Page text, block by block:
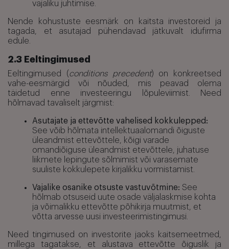
vajaliku juhtimise.
Nende kohustuste eesmärk on kaitsta investoreid ja
tagada, et asutajad pühendavad jätkuvalt idufirma
edule.
2.3 Eeltingimused
Eeltingimused (conditions precedent) on konkreetsed
vahe-eesmärgid või nõuded, mis peavad olema
täidetud enne investeeringu lõpuleviimist. Need
hõlmavad tavaliselt järgmist:
Asutajate ja ettevõtte vahelised kokkulepped:
See võib hõlmata intellektuaalomandi õiguste
üleandmist ettevõttele, kõigi varade
omandiõiguse üleandmist etevõttele, juhatuse
liikmete lepingute sõlmimist või varasemate
suuliste kokkulepete kirjalikku vormistamist.
Vajalike osanike otsuste vastuvõtmine: See
hõlmab otsuseid uute osade väljalaskmise kohta
ja võimalikku ettevõtte põhikirja muutmist, et
võtta arvesse uusi investeerimistingimusi.
Need tingimused on investorite jaoks kaitsemeetmed,
millega tagatakse, et alustava ettevõtte õiguslik ja